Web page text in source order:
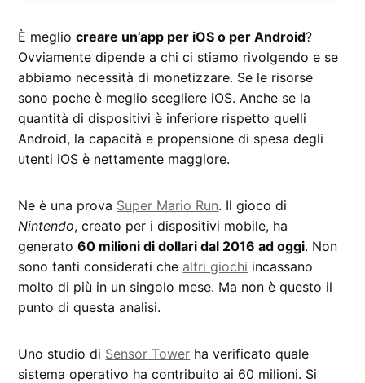
È megliocreare un’app per iOS o per Android?
Ovviamente dipende a chi ci stiamo rivolgendo e se
abbiamo necessità di monetizzare. Se le risorse
sono poche è meglio scegliere iOS. Anche se la
quantità di dispositivi è inferiore rispetto quelli
Android, la capacità e propensione di spesa degli
utenti iOS è nettamente maggiore.
Ne è una prova Super Mario Run. Il gioco di
Nintendo, creato per i dispositivi mobile, ha
generato60 milioni di dollari dal 2016 ad oggi. Non
sono tanti considerati che altri giochi incassano
molto di più in un singolo mese. Ma non è questo il
punto di questa analisi.
Uno studio di Sensor Tower ha verificato quale
sistema operativo ha contribuito ai 60 milioni. Si